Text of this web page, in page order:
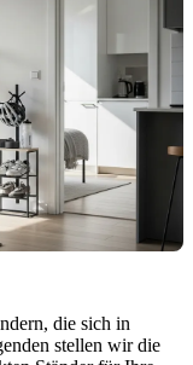
die sich in
stellen wir die